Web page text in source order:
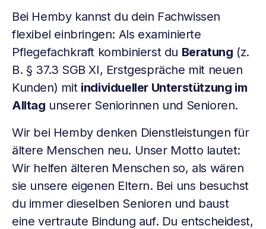
Bei Hemby kannst du dein Fachwissen
flexibel einbringen: Als examinierte
Pflegefachkraft kombinierst du Beratung (z.
B. § 37.3 SGB XI, Erstgespräche mit neuen
Kunden) mit individueller Unterstützung im
Alltag unserer Seniorinnen und Senioren.
Wir bei Hemby denken Dienstleistungen für
ältere Menschen neu. Unser Motto lautet:
Wir helfen älteren Menschen so, als wären
sie unsere eigenen Eltern. Bei uns besuchst
du immer dieselben Senioren und baust
eine vertraute Bindung auf. Du entscheidest,